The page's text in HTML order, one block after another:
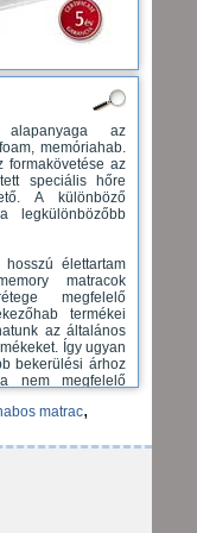
alapanyaga az
memóriahab.
formakövetése az
speciális hőre
A különböző
legkülönbözőbb
élettartam
matracok
megfelelő
termékei
az általános
Így ugyan
bekerülési árhoz
nem megfelelő
Magyarul
mondják, hogy
áttörést
Marshall rugók
1925-
matrac,